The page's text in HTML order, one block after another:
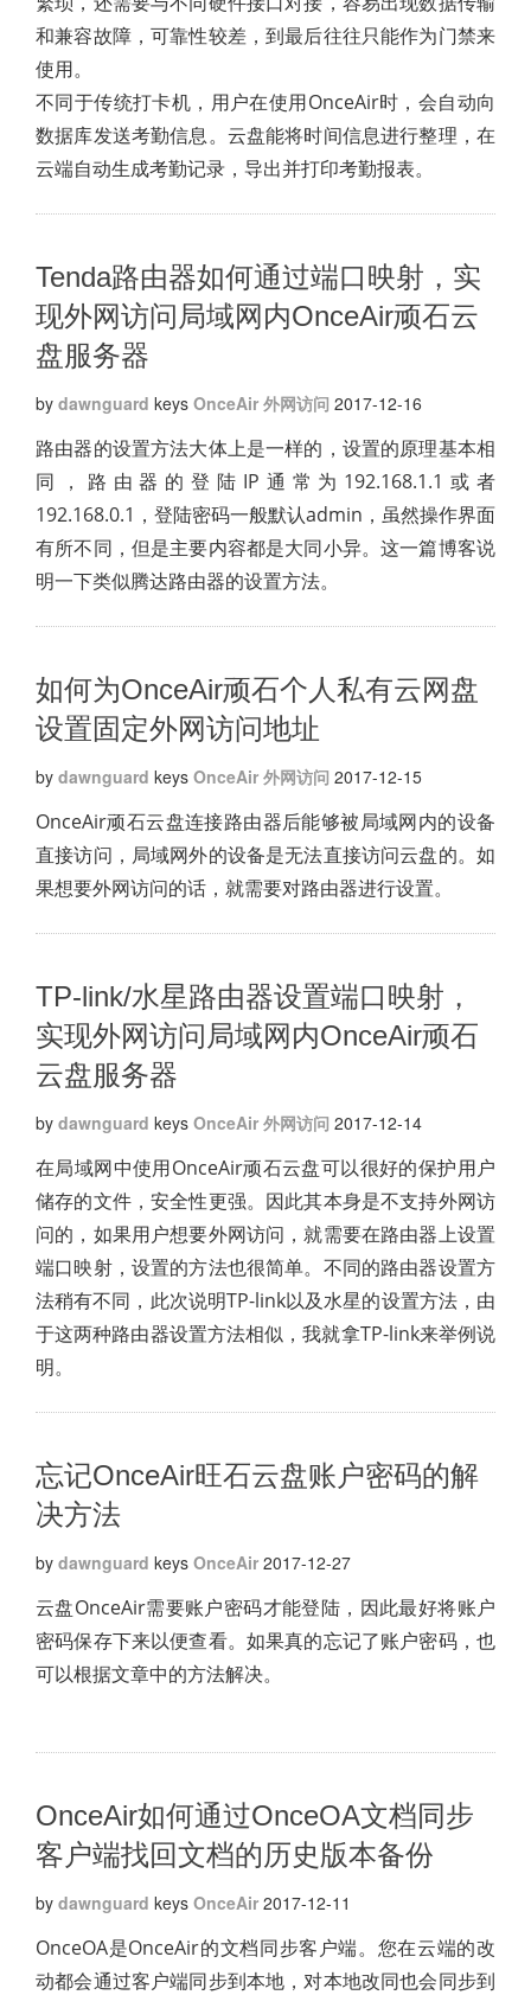
和兼容故障，可靠性较差，到最后往往只能作为门禁来
使用。
不同于传统打卡机，用户在使用OnceAir时，会自动向
数据库发送考勤信息。云盘能将时间信息进行整理，在
云端自动生成考勤记录，导出并打印考勤报表。
Tenda路由器如何通过端口映射，实
现外网访问局域网内OnceAir顽石云
盘服务器
by dawnguard keys OnceAir 外网访问 2017-12-16
路由器的设置方法大体上是一样的，设置的原理基本相
同，路由器的登陆IP通常为192.168.1.1或者
192.168.0.1，登陆密码一般默认admin，虽然操作界面
有所不同，但是主要内容都是大同小异。这一篇博客说
明一下类似腾达路由器的设置方法。
如何为OnceAir顽石个人私有云网盘
设置固定外网访问地址
by dawnguard keys OnceAir 外网访问 2017-12-15
OnceAir顽石云盘连接路由器后能够被局域网内的设备
直接访问，局域网外的设备是无法直接访问云盘的。如
果想要外网访问的话，就需要对路由器进行设置。
TP-link/水星路由器设置端口映射，
实现外网访问局域网内OnceAir顽石
云盘服务器
by dawnguard keys OnceAir 外网访问 2017-12-14
在局域网中使用OnceAir顽石云盘可以很好的保护用户
储存的文件，安全性更强。因此其本身是不支持外网访
问的，如果用户想要外网访问，就需要在路由器上设置
端口映射，设置的方法也很简单。不同的路由器设置方
法稍有不同，此次说明TP-link以及水星的设置方法，由
于这两种路由器设置方法相似，我就拿TP-link来举例说
明。
忘记OnceAir旺石云盘账户密码的解
决方法
by dawnguard keys OnceAir 2017-12-27
云盘OnceAir需要账户密码才能登陆，因此最好将账户
密码保存下来以便查看。如果真的忘记了账户密码，也
可以根据文章中的方法解决。
OnceAir如何通过OnceOA文档同步
客户端找回文档的历史版本备份
by dawnguard keys OnceAir 2017-12-11
OnceOA是OnceAir的文档同步客户端。您在云端的改
动都会通过客户端同步到本地，对本地改同也会同步到